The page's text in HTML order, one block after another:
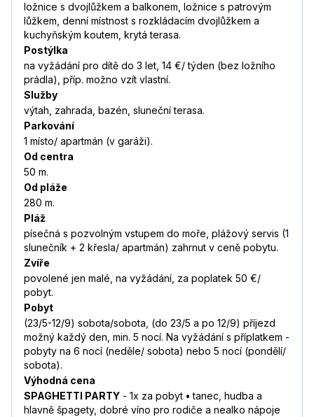
ložnice s dvojlůžkem a balkonem, ložnice s patrovým
lůžkem, denní místnost s rozkládacím dvojlůžkem a
kuchyňským koutem, krytá terasa.
Postýlka
na vyžádání pro dítě do 3 let, 14 €/ týden (bez ložního
prádla), příp. možno vzít vlastní.
Služby
výtah, zahrada, bazén, sluneční terasa.
Parkování
1 místo/ apartmán (v garáži).
Od centra
50 m.
Od pláže
280 m.
Pláž
písečná s pozvolným vstupem do moře, plážový servis (1
slunečník + 2 křesla/ apartmán) zahrnut v ceně pobytu.
Zvíře
povolené jen malé, na vyžádání, za poplatek 50 €/
pobyt.
Pobyt
(23/5-12/9) sobota/sobota, (do 23/5 a po 12/9) příjezd
možný každý den, min. 5 nocí. Na vyžádání s příplatkem -
pobyty na 6 nocí (neděle/ sobota) nebo 5 nocí (pondělí/
sobota).
Výhodná cena
SPAGHETTI PARTY - 1x za pobyt • tanec, hudba a
hlavně špagety, dobré víno pro rodiče a nealko nápoje